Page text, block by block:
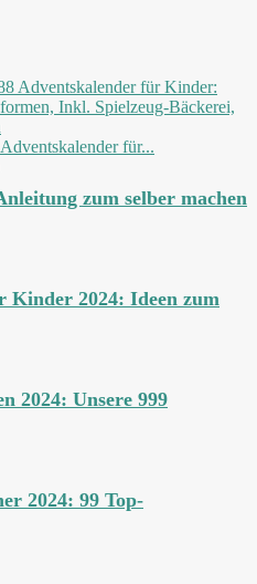
für...
zum selber machen
Kinder 2024: Ideen zum
2024: Unsere 999
2024: 99 Top-